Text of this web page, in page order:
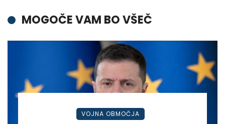
MOGOČE VAM BO VŠEČ
VOJNA OBMOČJA